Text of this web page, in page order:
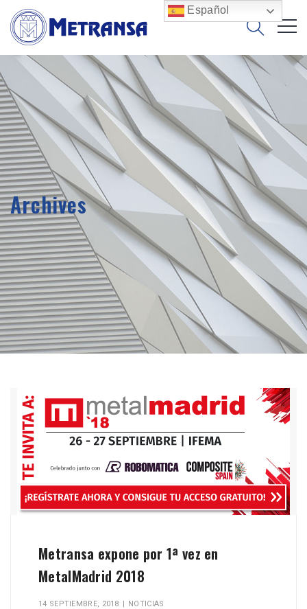
Archives
Metransa expone por 1ª vez en
MetalMadrid 2018
14 SEPTIEMBRE, 2018 | NOTICIAS
Español